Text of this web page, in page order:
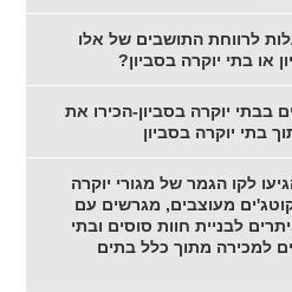
לרווחת התושבים של אלו
או בתי יוקרה בסביון?
בבתי יוקרה בסביון-הכירו את
בתי יוקרה בסביון
לקו הגמר של מגורי יוקרה
מעוצבים, מגרשים עם
לבניית חוות סוסים ובתי
למכירה מתוך כלל בתים